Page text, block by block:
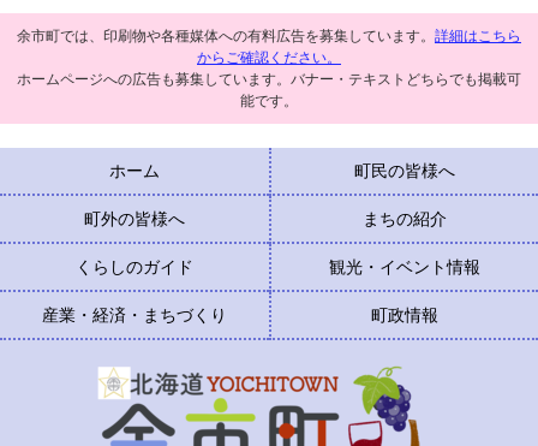
余市町では、印刷物や各種媒体への有料広告を募集しています。 詳細はこちら
からご確認ください。
ホームページへの広告も募集しています。バナー・テキストどちらでも掲載可
能です。
ホーム 町民の皆様へ
町外の皆様へ まちの紹介
くらしのガイド 観光・イベント情報
産業・経済・まちづくり 町政情報